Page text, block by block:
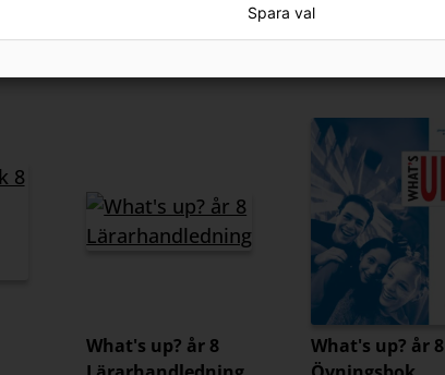
What's up? år 8
What's up? år 8
Spara val